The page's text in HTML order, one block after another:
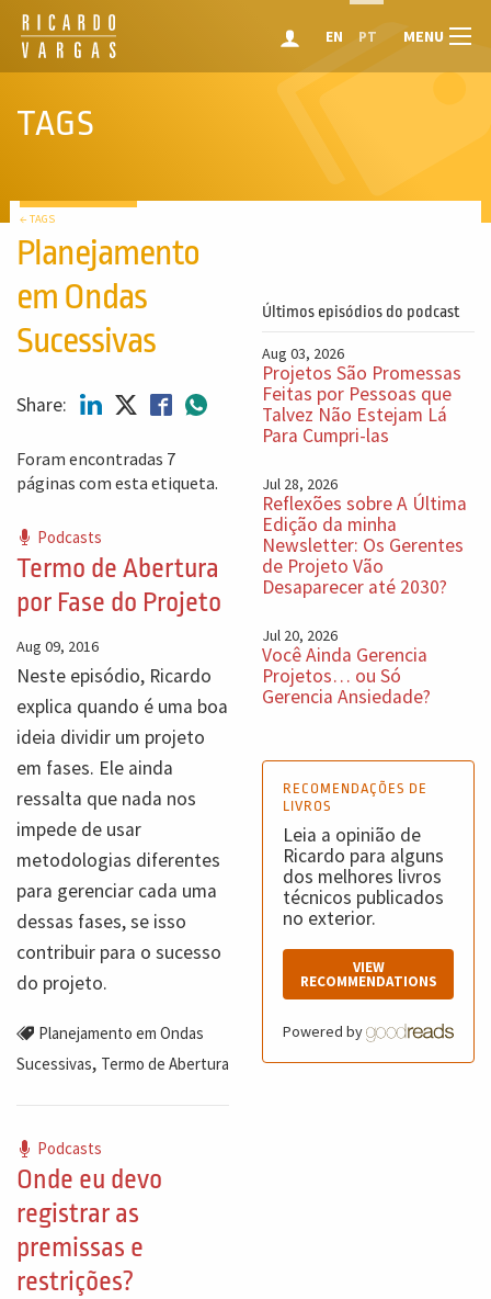
EN PT MENU
TAGS
← TAGS
Planejamento
em Ondas
Sucessivas
Share:
Foram encontradas 7
páginas com esta etiqueta.
Podcasts
Termo de Abertura
por Fase do Projeto
Aug 09, 2016
Neste episódio, Ricardo
explica quando é uma boa
ideia dividir um projeto
em fases. Ele ainda
ressalta que nada nos
impede de usar
metodologias diferentes
para gerenciar cada uma
dessas fases, se isso
contribuir para o sucesso
do projeto.
Planejamento em Ondas
Sucessivas, Termo de Abertura
Podcasts
Onde eu devo
registrar as
premissas e
restrições?
Últimos episódios do podcast
Aug 03, 2026
Projetos São Promessas
Feitas por Pessoas que
Talvez Não Estejam Lá
Para Cumpri-las
Jul 28, 2026
Reflexões sobre A Última
Edição da minha
Newsletter: Os Gerentes
de Projeto Vão
Desaparecer até 2030?
Jul 20, 2026
Você Ainda Gerencia
Projetos… ou Só
Gerencia Ansiedade?
RECOMENDAÇÕES DE
LIVROS
Leia a opinião de
Ricardo para alguns
dos melhores livros
técnicos publicados
no exterior.
VIEW
RECOMMENDATIONS
Powered by